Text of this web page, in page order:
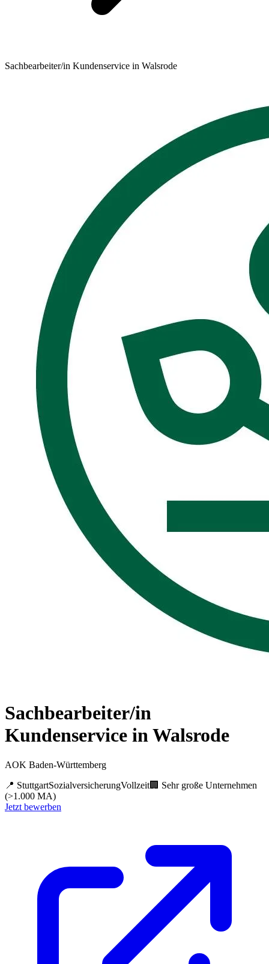
Sachbearbeiter/in Kundenservice in Walsrode
Sachbearbeiter/in
Kundenservice in Walsrode
AOK Baden-Württemberg
📍 StuttgartSozialversicherungVollzeit🏢 Sehr große Unternehmen
(>1.000 MA)
Jetzt bewerben